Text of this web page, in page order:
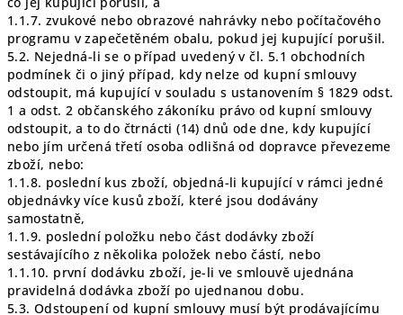
1.1.7. zvukové nebo obrazové nahrávky nebo počítačového
programu v zapečetěném obalu, pokud jej kupující porušil.
5.2. Nejedná-li se o případ uvedený v čl. 5.1 obchodních
podmínek či o jiný případ, kdy nelze od kupní smlouvy
odstoupit, má kupující v souladu s ustanovením § 1829 odst.
1 a odst. 2 občanského zákoníku právo od kupní smlouvy
odstoupit, a to do čtrnácti (14) dnů ode dne, kdy kupující
nebo jím určená třetí osoba odlišná od dopravce převezeme
zboží, nebo:
1.1.8. poslední kus zboží, objedná-li kupující v rámci jedné
objednávky více kusů zboží, které jsou dodávány
samostatně,
1.1.9. poslední položku nebo část dodávky zboží
sestávajícího z několika položek nebo částí, nebo
1.1.10. první dodávku zboží, je-li ve smlouvě ujednána
pravidelná dodávka zboží po ujednanou dobu.
5.3. Odstoupení od kupní smlouvy musí být prodávajícímu